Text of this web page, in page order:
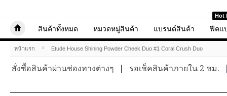
สินค้าทั้งหมด หมวดหมู่สินค้า แบรนด์สินค้า
Hot
ฟีคแ
หน้าแรก » Etude House Shining Powder Cheek Duo #1 Coral Crush Duo
สั่งซื้อสินค้าผ่านช่องทางต่างๆ รอเช็คสินค้าภายใน 2 ชม.